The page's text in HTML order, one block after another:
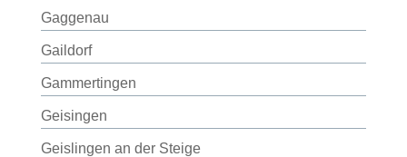
Gaggenau
Gaildorf
Gammertingen
Geisingen
Geislingen an der Steige